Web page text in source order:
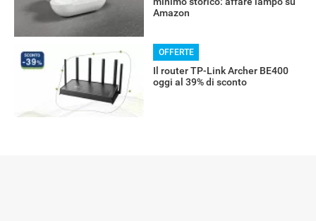
Amazon
OFFERTE
Il router TP-Link Archer BE400
oggi al 39% di sconto